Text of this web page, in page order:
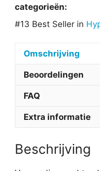
categorieën:
#13 Best Seller in
Omschrijving
Beoordelingen
FAQ
Extra informatie
Beschrijving